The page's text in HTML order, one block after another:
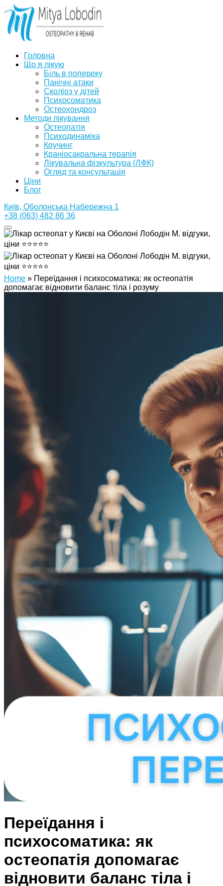
Головна
Що я лікую
Біль в попереку
Панічні атаки
Сколіоз у дітей
Психосоматика
Остеохондроз
Методи лікування
Остеопатія
Психодинаміка
Коучинг
Краніосакральна терапія
Лікувальна фізкультура (ЛФК)
Огляд та консультація
Ціни
Блог
Київ, Оболонська Набережна 1
+38 (063) 482 86 36
Home » Переїдання і психосоматика: як остеопатія
допомагає відновити баланс тіла і розуму
Переїдання і
психосоматика: як
остеопатія допомагає
відновити баланс тіла і